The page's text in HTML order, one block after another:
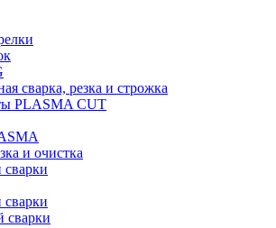
сварка, резка и строжка
PLASMA CUT
и очистка
сварки
сварки
сварки